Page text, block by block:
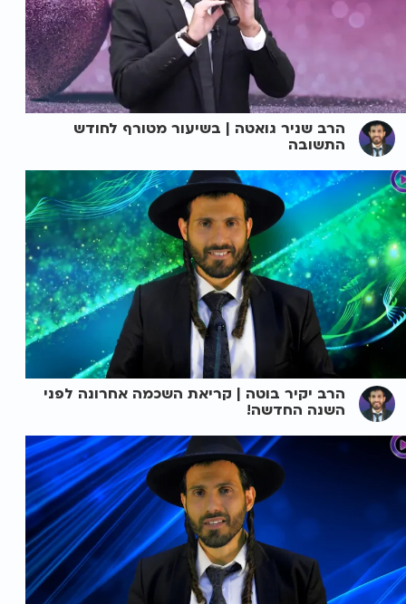
הרב שניר גואטה | בשיעור מטורף לחודש
התשובה
הרב יקיר בוטה | קריאת השכמה אחרונה לפני
השנה החדשה!